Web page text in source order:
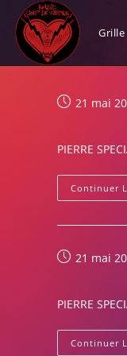
content
Publication
21 mai
PIERRE
Continuer
Publication
21 mai
PIERRE
Continuer